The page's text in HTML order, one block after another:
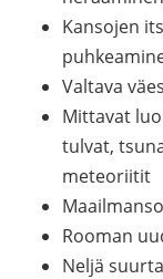
Kansojen
Valtava
Mittavat
tulvat,
meteoriitit
Rooman
Neljä